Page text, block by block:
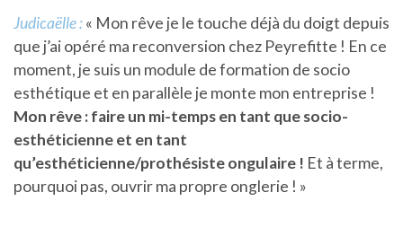
Judicaëlle :« Mon rêve je le touche déjà du doigt depuis
que j’ai opéré ma reconversion chez Peyrefitte ! En ce
moment, je suis un module de formation de socio
esthétique et en parallèle je monte mon entreprise !
Mon rêve : faire un mi-temps en tant que socio-
esthéticienne et en tant
qu’esthéticienne/prothésiste ongulaire ! Et à terme,
pourquoi pas, ouvrir ma propre onglerie ! »